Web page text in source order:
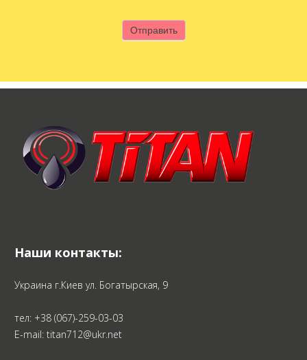
Отправить
Наши контакты:
Украина г.Киев ул. Богатырская, 9
тел: +38 (067)-259-03-03
E-mail: titan712@ukr.net